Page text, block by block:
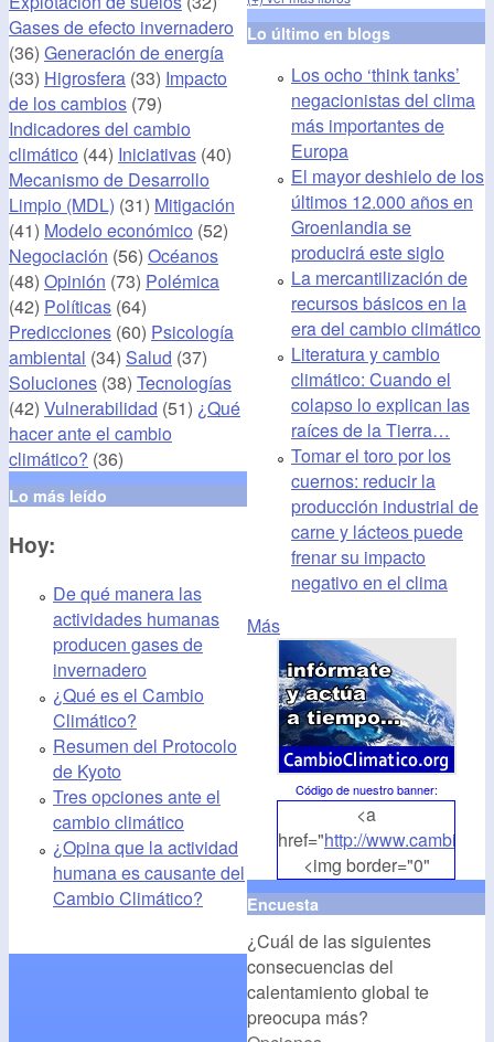
Gases de efecto invernadero
(36) Generación de energía
(33) Higrosfera (33) Impacto
de los cambios (79)
Indicadores del cambio
climático (44) Iniciativas (40)
Mecanismo de Desarrollo
Limpio (MDL) (31) Mitigación
(41) Modelo económico (52)
Negociación (56) Océanos
(48) Opinión (73) Polémica
(42) Políticas (64)
Predicciones (60) Psicología
ambiental (34) Salud (37)
Soluciones (38) Tecnologías
(42) Vulnerabilidad (51) ¿Qué
hacer ante el cambio
climático? (36)
Lo más leído
Hoy:
De qué manera las
actividades humanas
producen gases de
invernadero
¿Qué es el Cambio
Climático?
Resumen del Protocolo
de Kyoto
Tres opciones ante el
cambio climático
¿Opina que la actividad
humana es causante del
Cambio Climático?
Lo último en blogs
Los ocho ‘think tanks’
negacionistas del clima
más importantes de
Europa
El mayor deshielo de los
últimos 12.000 años en
Groenlandia se
producirá este siglo
La mercantilización de
recursos básicos en la
era del cambio climático
Literatura y cambio
climático: Cuando el
colapso lo explican las
raíces de la Tierra…
Tomar el toro por los
cuernos: reducir la
producción industrial de
carne y lácteos puede
frenar su impacto
negativo en el clima
Más
Código de nuestro banner:
<a
href="http://
<img border="0"
align="middle"
src="http://
alt="CambioClimatico.org"
/></a>
Encuesta
¿Cuál de las siguientes
consecuencias del
calentamiento global te
preocupa más?